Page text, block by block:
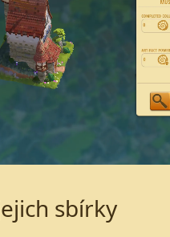
sbírky